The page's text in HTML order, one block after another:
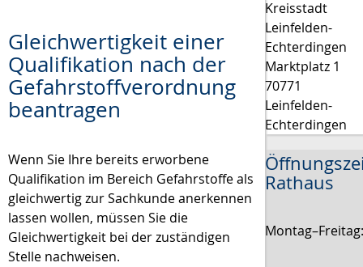
Gleichwertigkeit einer
Qualifikation nach der
Gefahrstoffverordnung
beantragen
Wenn Sie Ihre bereits erworbene
Qualifikation im Bereich Gefahrstoffe als
gleichwertig zur Sachkunde anerkennen
lassen wollen, müssen Sie die
Gleichwertigkeit bei der zuständigen
Stelle nachweisen.
Kreisstadt
Leinfelden-
Echterdingen
Marktplatz 1
70771
Leinfelden-
Echterdingen
Rathaus